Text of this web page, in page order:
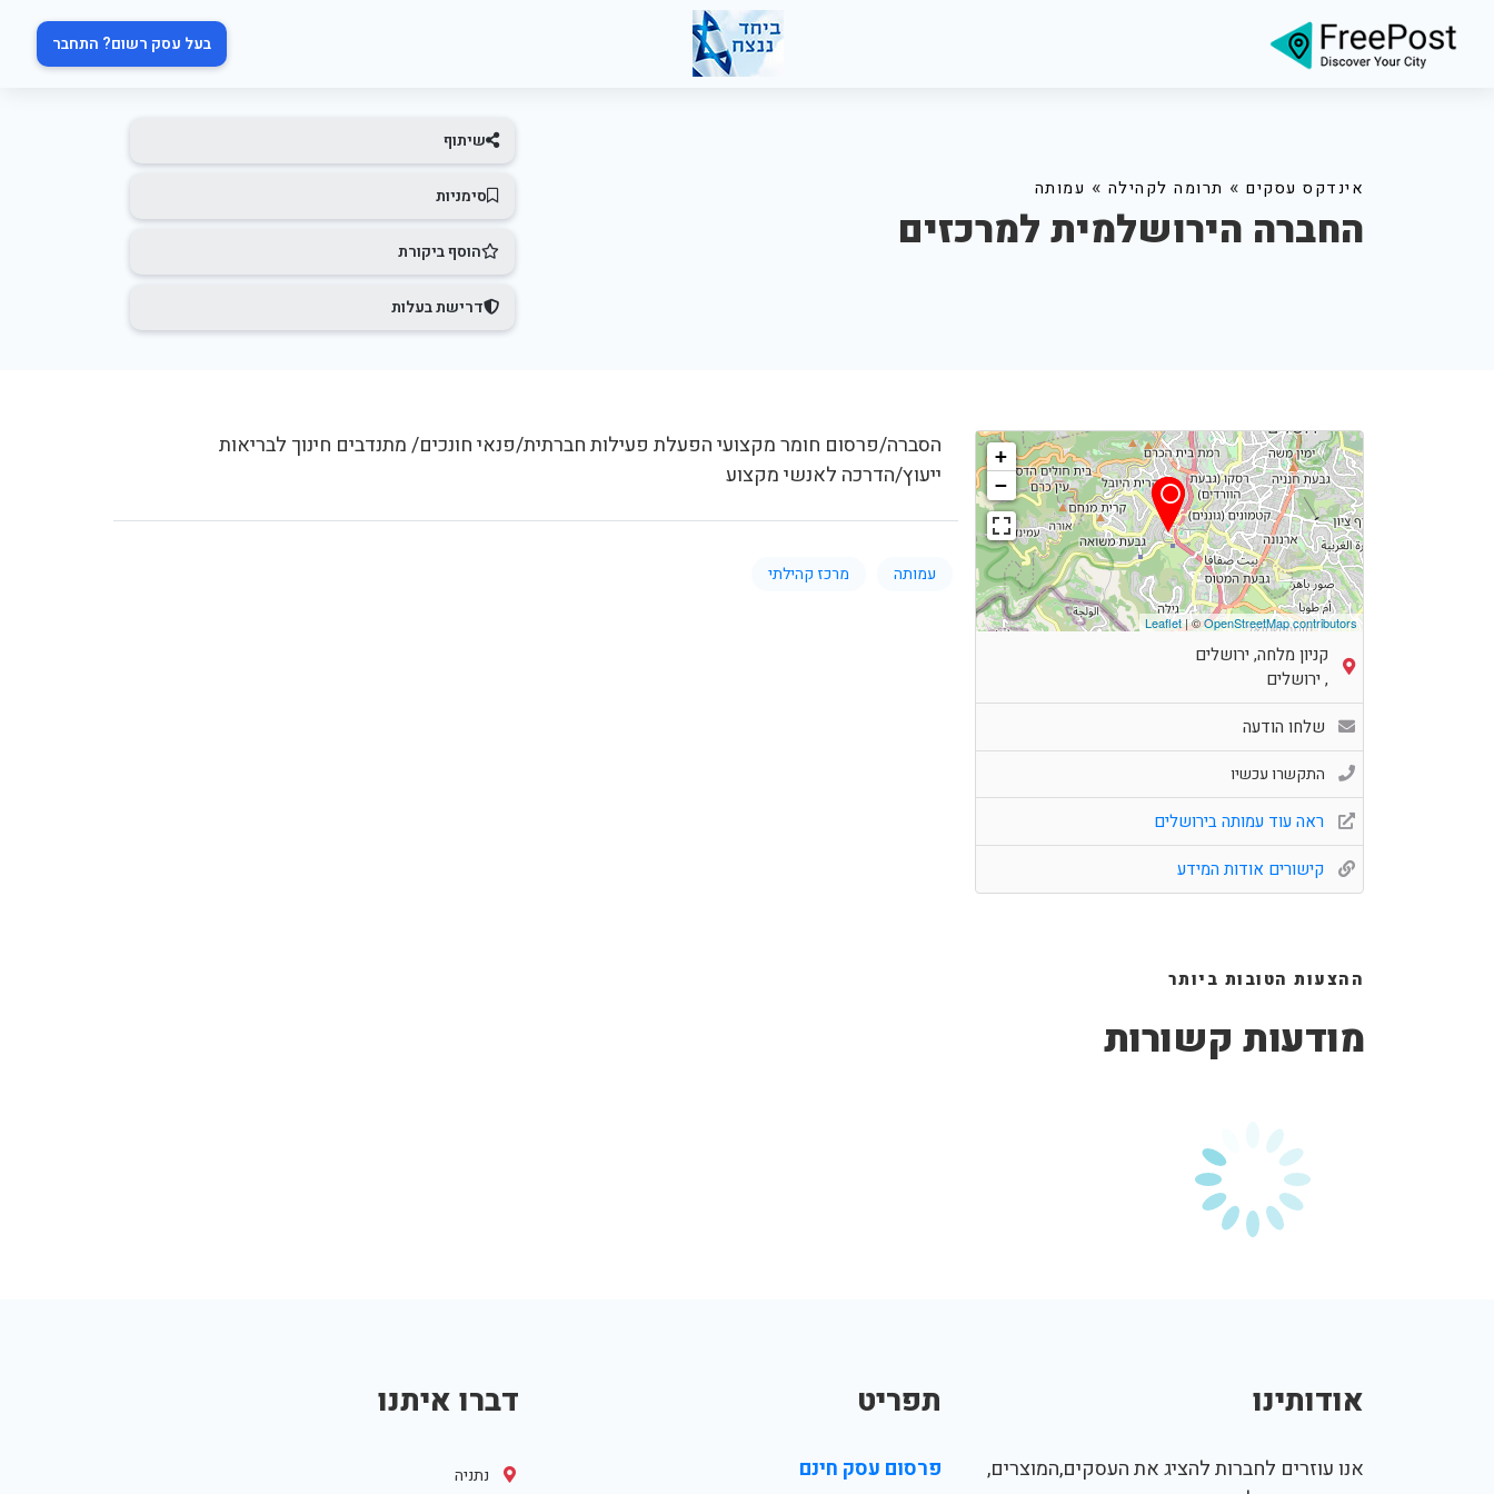
בעל עסק רשום? התחבר
אינדקס עסקים » תרומה לקהילה » עמותה
החברה הירושלמית למרכזים
שיתוף
סימניות
הוסף ביקורת
דרישת בעלות
+
−
Leaflet| ©OpenStreetMap contributors
קניון מלחה, ירושלים
, ירושלים
שלחו הודעה
התקשרו עכשיו
ראה עוד עמותה בירושלים
קישורים אודות המידע
הסברה/פרסום חומר מקצועי הפעלת פעילות חברתית/פנאי חונכים/ מתנדבים חינוך לבריאות
ייעוץ/הדרכה לאנשי מקצוע
עמותה מרכז קהילתי
ההצעות הטובות ביותר
מודעות קשורות
אודותינו
אנו עוזרים לחברות להציג את העסקים,המוצרים,
תפריט
פרסום עסק חינם
דברו איתנו
נתניה